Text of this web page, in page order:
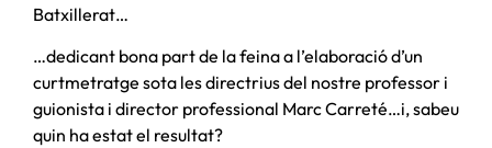
Batxillerat…
…dedicant bona part de la feina a l’elaboració d’un
curtmetratge sota les directrius del nostre professor i
guionista i director professional Marc Carreté…i, sabeu
quin ha estat el resultat?